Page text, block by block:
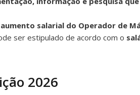
aumento salarial do Operador de
ser estipulado de acordo com o
2026